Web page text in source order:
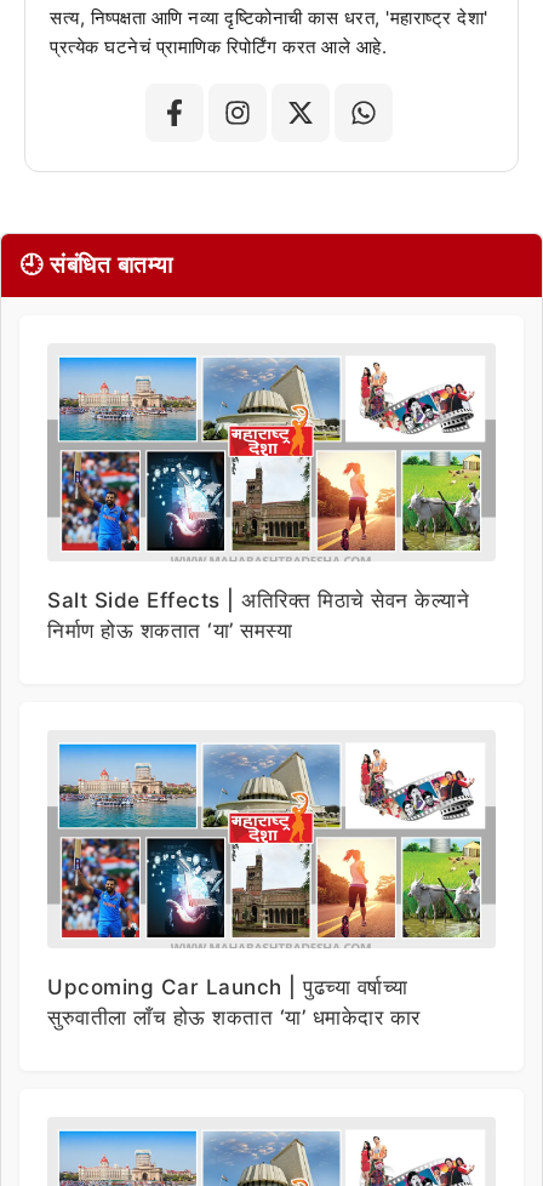
सत्य, निष्पक्षता आणि नव्या दृष्टिकोनाची कास धरत, 'महाराष्ट्र देशा'
प्रत्येक घटनेचं प्रामाणिक रिपोर्टिंग करत आले आहे.
🕘 संबंधित बातम्या
Salt Side Effects | अतिरिक्त मिठाचे सेवन केल्याने
निर्माण होऊ शकतात ‘या’ समस्या
Upcoming Car Launch | पुढच्या वर्षाच्या
सुरुवातीला लाँच होऊ शकतात ‘या’ धमाकेदार कार